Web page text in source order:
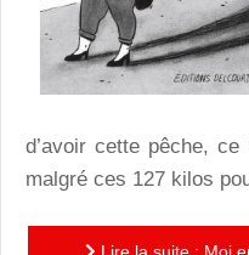
d’avoir cette pêche,
malgré ces 127 kilos